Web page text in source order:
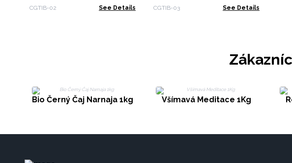
Gold - Růženín
CGTIB-02 See Details
Gold - Křemen
CGTIB-03 See Details
Bio Černý Čaj Narnaja 1kg Všímavá Meditace 1Kg